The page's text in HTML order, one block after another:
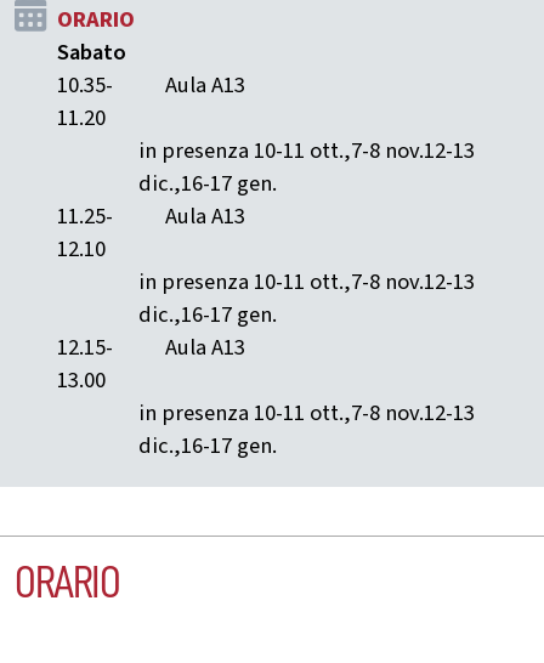
ORARIO
Sabato
10.35-
11.20
Aula A13
in presenza 10-11 ott.,7-8 nov.12-13
dic.,16-17 gen.
11.25-
12.10
Aula A13
in presenza 10-11 ott.,7-8 nov.12-13
dic.,16-17 gen.
12.15-
13.00
Aula A13
in presenza 10-11 ott.,7-8 nov.12-13
dic.,16-17 gen.
ORARIO